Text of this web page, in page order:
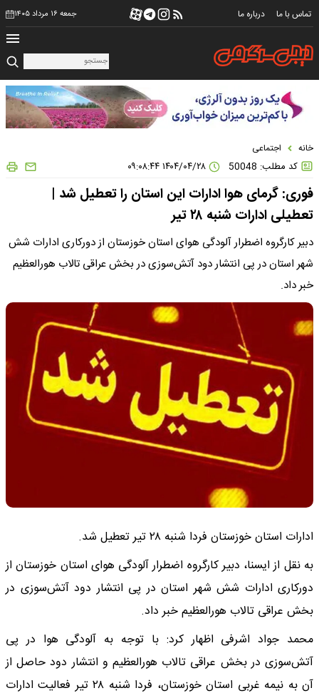
تماس با ما درباره ما جمعه ۱۶ مرداد ۱۴۰۵
خانه اجتماعی
کد مطلب: 50048
فوری: گرمای هوا ادارات این استان را تعطیل شد |
تعطیلی ادارات شنبه ۲۸ تیر
دبیر کارگروه اضطرار آلودگی هوای استان خوزستان از دورکاری ادارات شش
شهر استان در پی انتشار دود آتش‌سوزی در بخش عراقی تالاب هورالعظیم
خبر داد.
ادارات استان خوزستان فردا شنبه ۲۸ تیر تعطیل شد.
به نقل از ایسنا، دبیر کارگروه اضطرار آلودگی هوای استان خوزستان از
دورکاری ادارات شش شهر استان در پی انتشار دود آتش‌سوزی در
بخش عراقی تالاب هورالعظیم خبر داد.
محمد جواد اشرفی اظهار کرد: با توجه به آلودگی هوا در پی
آتش‌سوزی در بخش عراقی تالاب هورالعظیم و انتشار دود حاصل از
آن به نیمه غربی استان خوزستان، فردا شنبه ۲۸ تیر فعالیت ادارات